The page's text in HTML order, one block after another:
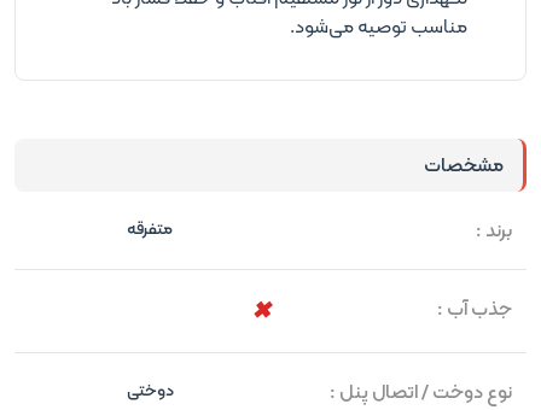
مناسب توصیه می‌شود.
مشخصات
برند :
متفرقه
جذب آب :
نوع دوخت / اتصال پنل : دوختی